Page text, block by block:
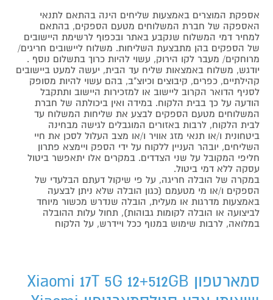
אספקת המוצרים באמצעות שליחים הינה בהתאם לתנאי
האספקה של חברת המשלוחים מטעם הספקים, בהתאם
למחיר דמי המשלוח שנקבע באתר ובכפוף לרשימת היישובים
של הספקים בהן מתבצעת השליחות. משלוח ליישובים חריגים/
מרוחקים/ מעבר לקו הירוק, עשוי להיות כרוך בתשלום נוסף .
יודגש, משלוח באמצאות שליח עד הבית, יעשה למעט ביישובים
קהילתיים, כפרים, קיבוצים וכיוצ"ב, בהם עשוי להיות מסופק
לסניף הדואר הקרוב ליישוב או למזכירות היישוב ותתקבל
הודעה על כך בבית הלקוח. במידה ואין ביכולתה של חברת
המשלוחים מטעם הספקים לבצע את שליחות המשלוח עד
לבית הלקוח, לרבות באזורים המוגבלים לגישה מבחינה
ביטחונית ו/או תנאי מזג אוויר ו/או מצב העלול לסכן את חיי
השליחים, יובהר העניין ללקוח על ידי הספק ויימצא פתרון
חליפי המקובל על שני הצדדים. במקרים אלו יתאפשר ביטול
עסקה ללא דמי ביטול.
במקרה של הובלה חריגה, על פי שיקול דעתם הבלעדי של
הספקים ו/או מי מטעמם (כגון הובלה שלא ניתן לבצעה
באמצעות מדרגות או מעלית, הובלה שנדרש מכשור מיוחד
לביצועה או הובלה לקומות גבוהות), תחול עלות ההובלה
במלואה, לרבות שימוש במנוף ככל ויידרש, על הלקוח
סמארטפון Xiaomi 17T 5G 12+512GB